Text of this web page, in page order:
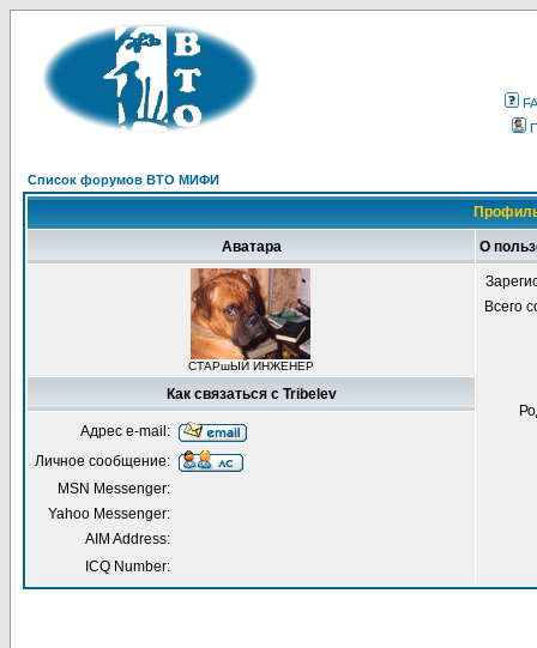
Список форумов ВТО МИФИ
Аватара О
СТАРшЫЙ ИНЖЕНЕР
Всего
Как связаться с Tribelev
Адрес e-mail:
Личное сообщение:
MSN Messenger:
Yahoo Messenger:
AIM Address:
ICQ Number: